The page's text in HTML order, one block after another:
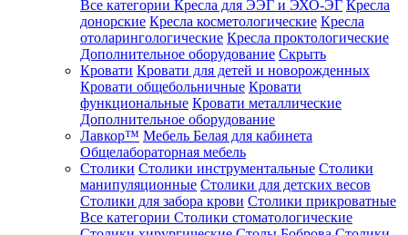
Все категории Кресла для ЭЭГ и ЭХО-ЭГ Кресла
донорские Кресла косметологические Кресла
отоларингологические Кресла проктологические
Дополнительное оборудование Скрыть
Кровати Кровати для детей и новорожденных
Кровати общебольничные Кровати
функциональные Кровати металлические
Дополнительное оборудование
Лавкор™ Мебель Белая для кабинета
Общелабораторная мебель
Столики Столики инструментальные Столики
манипуляционные Столики для детских весов
Столики для забора крови Столики прикроватные
Все категории Столики стоматологические